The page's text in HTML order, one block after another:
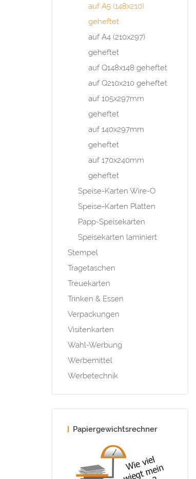
auf A5 (148x210)
geheftet
auf A4 (210x297)
geheftet
auf Q148x148 geheftet
auf Q210x210 geheftet
auf 105x297mm
geheftet
auf 140x297mm
geheftet
auf 170x240mm
geheftet
Speise-Karten Wire-O
Speise-Karten Platten
Papp-Speisekarten
Speisekarten laminiert
Stempel
Tragetaschen
Treuekarten
Trinken & Essen
Verpackungen
Visitenkarten
Wahl-Werbung
Werbemittel
Werbetechnik
Papiergewichtsrechner